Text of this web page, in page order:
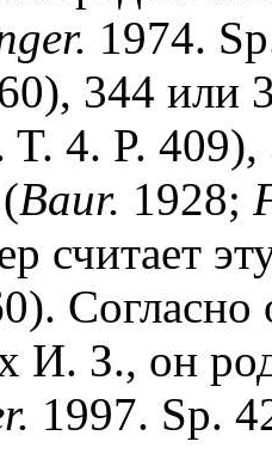
1974.
344 или
T. 4. P. 409),
Baur. 1928;
считает
Согласно
И. З., он
1997. Sp.